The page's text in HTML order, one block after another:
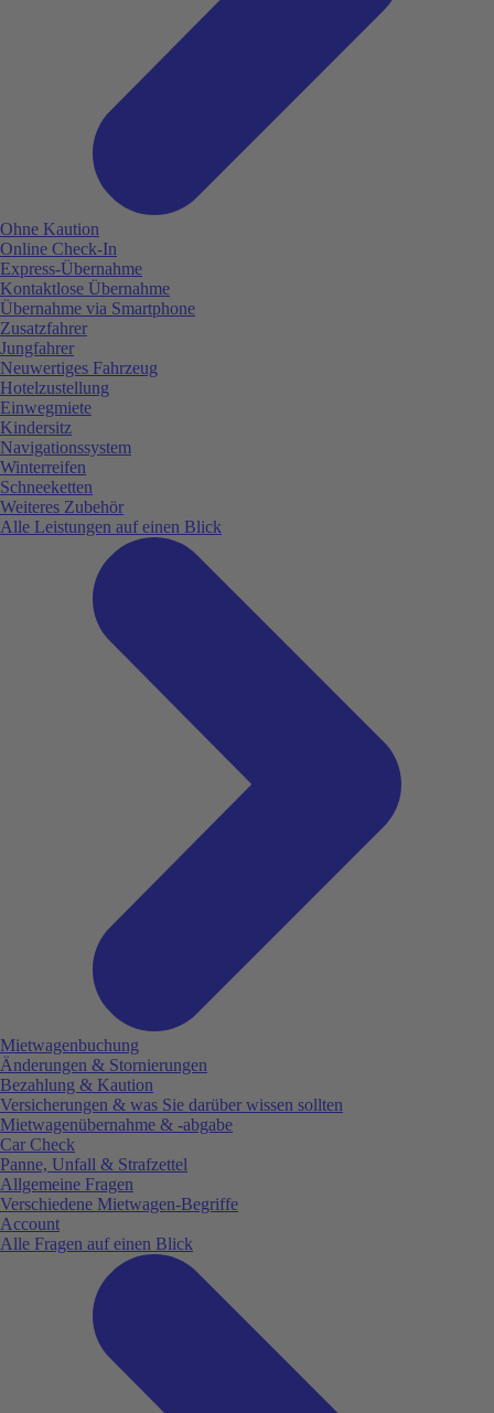
Ohne Kaution
Online Check-In
Express-Übernahme
Kontaktlose Übernahme
Übernahme via Smartphone
Zusatzfahrer
Jungfahrer
Neuwertiges Fahrzeug
Hotelzustellung
Einwegmiete
Kindersitz
Navigationssystem
Winterreifen
Schneeketten
Weiteres Zubehör
Alle Leistungen auf einen Blick
Mietwagenbuchung
Änderungen & Stornierungen
Bezahlung & Kaution
Versicherungen & was Sie darüber wissen sollten
Mietwagenübernahme & -abgabe
Car Check
Panne, Unfall & Strafzettel
Allgemeine Fragen
Verschiedene Mietwagen-Begriffe
Account
Alle Fragen auf einen Blick